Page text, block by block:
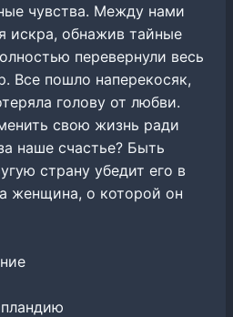
чувства. Между нами
искра, обнажив тайные
перевернули весь
Все пошло наперекосяк,
голову от любви.
свою жизнь ради
наше счастье? Быть
страну убедит его в
женщина, о которой он